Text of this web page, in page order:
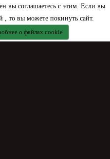
вы соглашаетесь с этим. Если вы
, то вы можете покинуть сайт.
о файлах cookie